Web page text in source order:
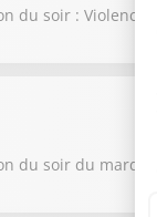
du soir :
du soir du mardi 4